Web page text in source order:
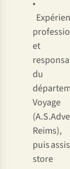
•
et
du
Voyage
Reims),
puis
store